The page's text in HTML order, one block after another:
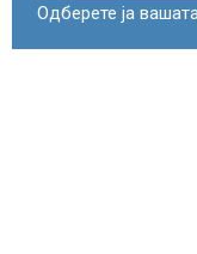
Одберете ја